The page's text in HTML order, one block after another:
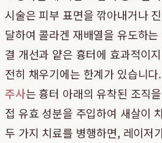
시술은 피부 표면을 깎아내거나
달하여 콜라겐 재배열을 유도하
결 개선과 얕은 흉터에 효과적이
전히 채우기에는 한계가 있습니다
주사는 흉터 아래의 유착된 조직
접 유효 성분을 주입하여 새살이
두 가지 치료를 병행하면, 레이저